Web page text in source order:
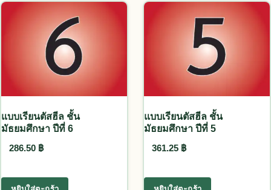
แบบเรียนตัสฮีล ชั้น
มัธยมศึกษา ปีที่ 6
286.50 ฿
แบบเรียนตัสฮีล ชั้น
มัธยมศึกษา ปีที่ 5
361.25 ฿